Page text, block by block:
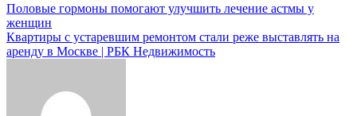
Навигация
по
записям
Половые гормоны помогают улучшить лечение астмы у
женщин
Квартиры с устаревшим ремонтом стали реже выставлять на
аренду в Москве | РБК Недвижимость